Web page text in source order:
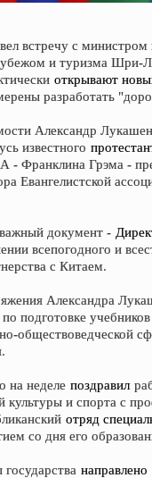
встречу с
и туризма Шри-
открывают
разработать
Александр
известного
- Франклина Грэма -
Евангелистской
документ -
всепогодного и
с Китаем.
Александра
по подготовке
обществоведческой
на неделе поздравил
культуры и спорта с
отряд
со дня его
направлено